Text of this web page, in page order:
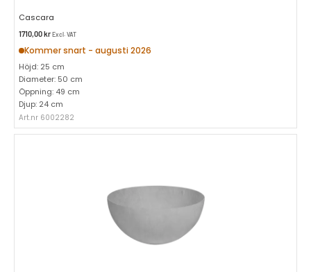
Cascara
1710,00krExcl. VAT
Kommer snart - augusti 2026
Höjd: 25 cm
Diameter: 50 cm
Öppning: 49 cm
Djup: 24 cm
Art.nr 6002282